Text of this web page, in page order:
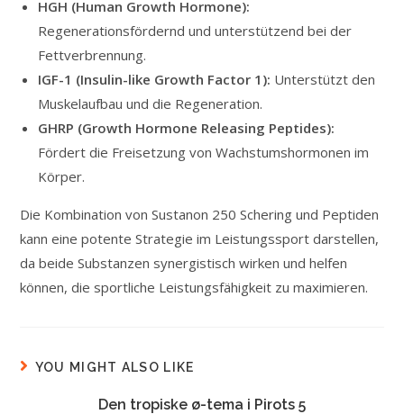
HGH (Human Growth Hormone):
Regenerationsfördernd und unterstützend bei der
Fettverbrennung.
IGF-1 (Insulin-like Growth Factor 1): Unterstützt den
Muskelaufbau und die Regeneration.
GHRP (Growth Hormone Releasing Peptides):
Fördert die Freisetzung von Wachstumshormonen im
Körper.
Die Kombination von Sustanon 250 Schering und Peptiden
kann eine potente Strategie im Leistungssport darstellen,
da beide Substanzen synergistisch wirken und helfen
können, die sportliche Leistungsfähigkeit zu maximieren.
YOU MIGHT ALSO LIKE
Den tropiske ø-tema i Pirots 5